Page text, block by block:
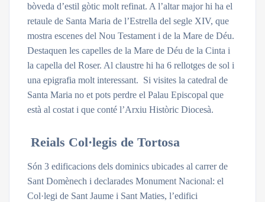
bòveda d’estil gòtic molt refinat. A l’altar major hi ha el
retaule de Santa Maria de l’Estrella del segle XIV, que
mostra escenes del Nou Testament i de la Mare de Déu.
Destaquen les capelles de la Mare de Déu de la Cinta i
la capella del Roser. Al claustre hi ha 6 rellotges de sol i
una epigrafia molt interessant. Si visites la catedral de
Santa Maria no et pots perdre el Palau Episcopal que
està al costat i que conté l’Arxiu Històric Diocesà.
Reials Col·legis de Tortosa
Són 3 edificacions dels dominics ubicades al carrer de
Sant Domènech i declarades Monument Nacional: el
Col·legi de Sant Jaume i Sant Maties, l’edifici